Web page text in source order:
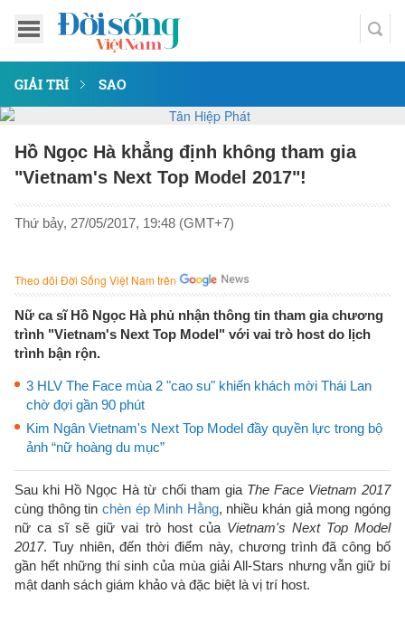
GIẢI TRÍ SAO
Hồ Ngọc Hà khẳng định không tham gia
"Vietnam's Next Top Model 2017"!
Thứ bảy, 27/05/2017, 19:48 (GMT+7)
Theo dõi Đời Sống Việt Nam trên
Nữ ca sĩ Hồ Ngọc Hà phủ nhận thông tin tham gia chương
trình "Vietnam's Next Top Model" với vai trò host do lịch
trình bận rộn.
3 HLV The Face mùa 2 "cao su" khiến khách mời Thái Lan
chờ đợi gần 90 phút
Kim Ngân Vietnam's Next Top Model đầy quyền lực trong bộ
ảnh “nữ hoàng du mục”
Sau khi Hồ Ngọc Hà từ chối tham gia The Face Vietnam 2017
cùng thông tin chèn ép Minh Hằng, nhiều khán giả mong ngóng
nữ ca sĩ sẽ giữ vai trò host của Vietnam's Next Top Model
2017. Tuy nhiên, đến thời điểm này, chương trình đã công bố
gần hết những thí sinh của mùa giải All-Stars nhưng vẫn giữ bí
mật danh sách giám khảo và đặc biệt là vị trí host.